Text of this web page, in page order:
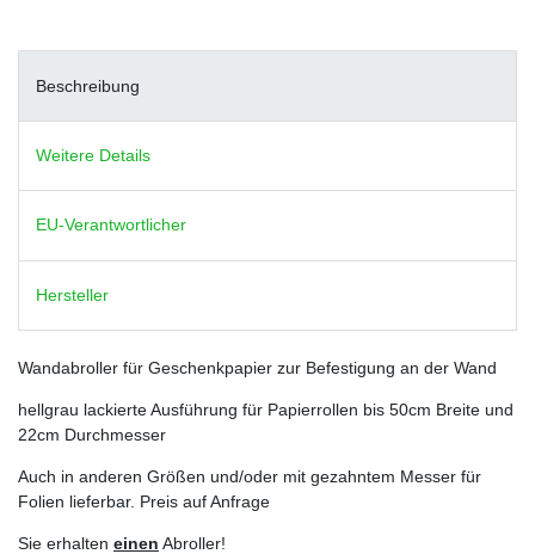
Beschreibung
Weitere Details
EU-Verantwortlicher
Hersteller
Wandabroller für Geschenkpapier zur Befestigung an der Wand
hellgrau lackierte Ausführung für Papierrollen bis 50cm Breite und
22cm Durchmesser
Auch in anderen Größen und/oder mit gezahntem Messer für
Folien lieferbar. Preis auf Anfrage
Sie erhalten einen Abroller!